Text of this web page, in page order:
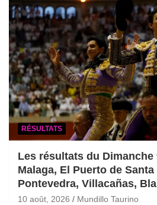
RÉSULTATS
Les résultats du Dimanche
Malaga, El Puerto de Santa
Pontevedra, Villacañas,
10 août, 2026 Mundillo Taurino